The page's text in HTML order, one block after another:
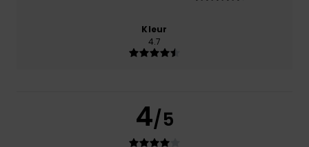
Kleur
4.7
4/5